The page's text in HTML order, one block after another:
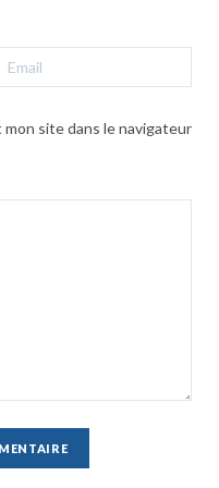
site dans le navigateur